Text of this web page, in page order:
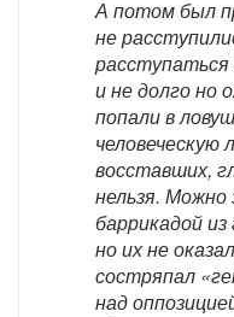
А потом был
не
и не долго но
попали в
человеческую
восставших,
нельзя.
баррикадой из
но их не
состряпал
над